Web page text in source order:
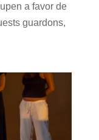
a favor de
guardons,